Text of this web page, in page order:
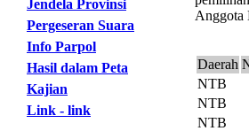
Jendela Provinsi
Pergeseran Suara
Info Parpol
Hasil dalam Peta
Kajian
Link - link
Anggota
Daerah
NTB
NTB
NTB